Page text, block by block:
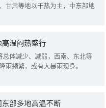
甘肃等地以干热为主，中东部地
温闷热盛行
体减少、减弱，西南、东北等
雨频繁，或有大暴雨现身。
部多地高温不断